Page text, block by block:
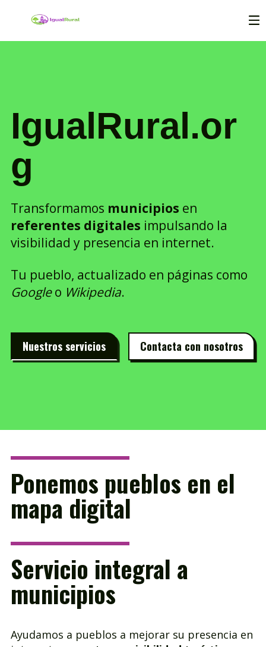
IgualRural.or
g
Transformamos municipios en
referentes digitales impulsando la
visibilidad y presencia en internet.
Tu pueblo, actualizado en páginas como
Googleo Wikipedia.
Nuestros servicios Contacta con nosotros
Ponemos pueblos en el
mapa digital
Servicio integral a
municipios
Ayudamos a pueblos a mejorar su presencia en